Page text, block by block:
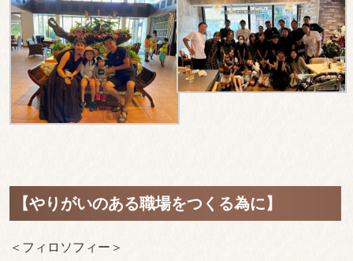
【やりがいのある職場をつくる為に】
＜フィロソフィー＞